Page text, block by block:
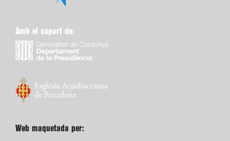
Amb el suport de:
Web maquetada per: